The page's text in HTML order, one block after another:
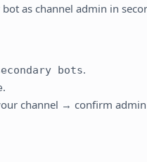
as channel admin in
bots.
.
channel → confirm